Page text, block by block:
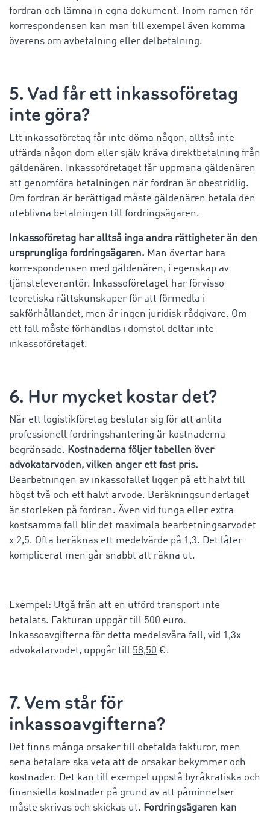
fordran och lämna in egna dokument. Inom ramen för
korrespondensen kan man till exempel även komma
överens om avbetalning eller delbetalning.
5. Vad får ett inkassoföretag
inte göra?
Ett inkassoföretag får inte döma någon, alltså inte
utfärda någon dom eller själv kräva direktbetalning från
gäldenären. Inkassoföretaget får uppmana gäldenären
att genomföra betalningen när fordran är obestridlig.
Om fordran är berättigad måste gäldenären betala den
uteblivna betalningen till fordringsägaren.
Inkassoföretag har alltså inga andra rättigheter än den
ursprungliga fordringsägaren. Man övertar bara
korrespondensen med gäldenären, i egenskap av
tjänsteleverantör. Inkassoföretaget har förvisso
teoretiska rättskunskaper för att förmedla i
sakförhållandet, men är ingen juridisk rådgivare. Om
ett fall måste förhandlas i domstol deltar inte
inkassoföretaget.
6. Hur mycket kostar det?
När ett logistikföretag beslutar sig för att anlita
professionell fordringshantering är kostnaderna
begränsade. Kostnaderna följer tabellen över
advokatarvoden, vilken anger ett fast pris.
Bearbetningen av inkassofallet ligger på ett halvt till
högst två och ett halvt arvode. Beräkningsunderlaget
är storleken på fordran. Även vid tunga eller extra
kostsamma fall blir det maximala bearbetningsarvodet
x 2,5. Ofta beräknas ett medelvärde på 1,3. Det låter
komplicerat men går snabbt att räkna ut.
Exempel: Utgå från att en utförd transport inte
betalats. Fakturan uppgår till 500 euro.
Inkassoavgifterna för detta medelsvåra fall, vid 1,3x
advokatarvodet, uppgår till 58,50 €.
7. Vem står för
inkassoavgifterna?
Det finns många orsaker till obetalda fakturor, men
sena betalare ska veta att de orsakar bekymmer och
kostnader. Det kan till exempel uppstå byråkratiska och
finansiella kostnader på grund av att påminnelser
måste skrivas och skickas ut. Fordringsägaren kan